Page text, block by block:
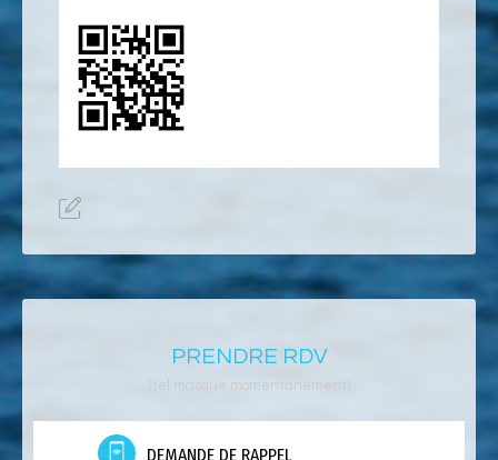
PRENDRE RDV
(tél masqué momentanément)
DEMANDE DE RAPPEL